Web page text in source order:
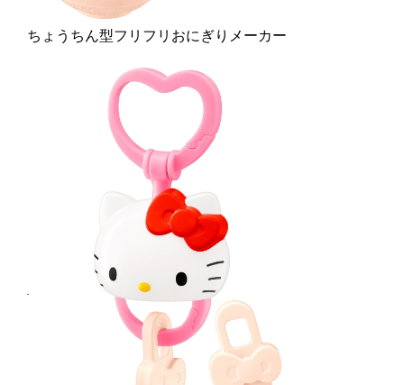
ちょうちん型フリフリおにぎりメーカー